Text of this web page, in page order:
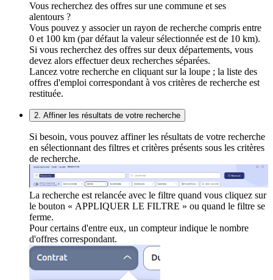
Vous recherchez des offres sur une commune et ses
alentours ?
Vous pouvez y associer un rayon de recherche compris entre
0 et 100 km (par défaut la valeur sélectionnée est de 10 km).
Si vous recherchez des offres sur deux départements, vous
devez alors effectuer deux recherches séparées.
Lancez votre recherche en cliquant sur la loupe ; la liste des
offres d'emploi correspondant à vos critères de recherche est
restituée.
2. Affiner les résultats de votre recherche
Si besoin, vous pouvez affiner les résultats de votre recherche
en sélectionnant des filtres et critères présents sous les critères
de recherche.
La recherche est relancée avec le filtre quand vous cliquez sur
le bouton « APPLIQUER LE FILTRE » ou quand le filtre se
ferme.
Pour certains d'entre eux, un compteur indique le nombre
d'offres correspondant.